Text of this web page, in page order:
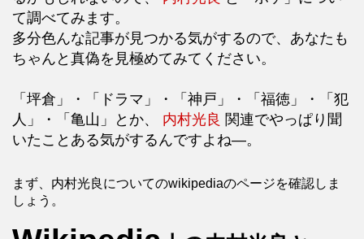
て調べてみます。
多分色んな記事が見つかる気がするので、あなたも
ちゃんと真偽を見極めてみてください。
「坪倉」・「ドラマ」・「神戸」・「福徳」・「犯
人」・「亀山」とか、 内村光良 関連でやっぱり聞
いたことある気がするんですよね―。
まず、内村光良についてのwikipediaのページを確認しま
しょう。